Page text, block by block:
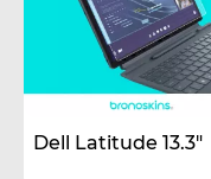
Dell Latitude 13.3"